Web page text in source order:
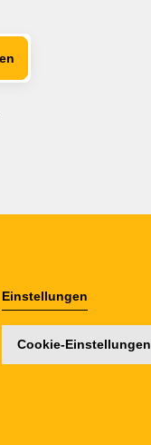
Einstellungen
Cookie-Einstellungen